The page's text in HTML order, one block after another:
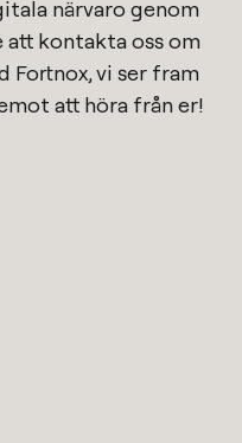
att kontakta oss om
Fortnox, vi ser fram
att höra från er!